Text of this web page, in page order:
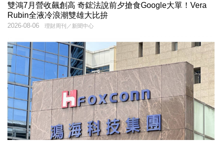
雙鴻7月營收飆創高 奇鋐法說前夕搶食Google大單！Vera
Rubin全液冷浪潮雙雄大比拚
理財周刊／新聞中心
2026-08-06